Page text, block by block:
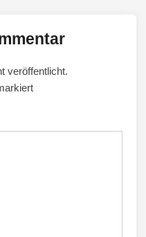
veröffentlicht.